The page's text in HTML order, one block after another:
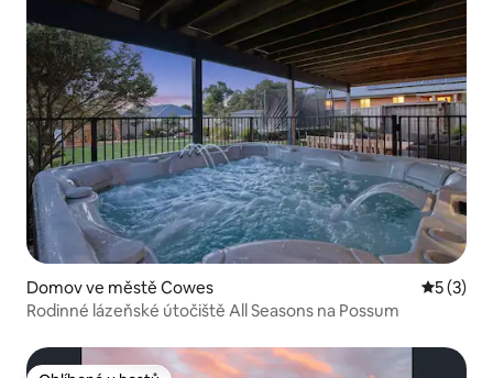
Domov ve městě Cowes
5 (3)
Rodinné lázeňské útočiště All Seasons na Possum